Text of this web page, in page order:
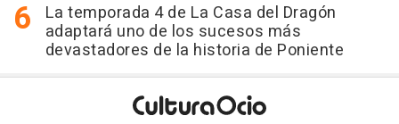
La temporada 4 de La Casa del Dragón
adaptará uno de los sucesos más
devastadores de la historia de Poniente